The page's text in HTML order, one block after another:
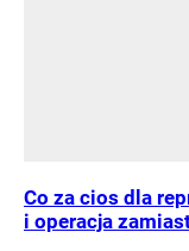
Co za cios dla
i operacja